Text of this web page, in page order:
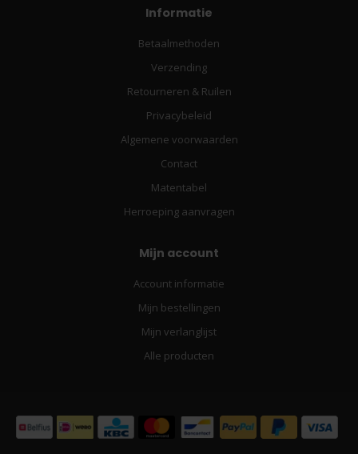
Informatie
Betaalmethoden
Verzending
Retourneren & Ruilen
Privacybeleid
Algemene voorwaarden
Contact
Matentabel
Herroeping aanvragen
Mijn account
Account informatie
Mijn bestellingen
Mijn verlanglijst
Alle producten